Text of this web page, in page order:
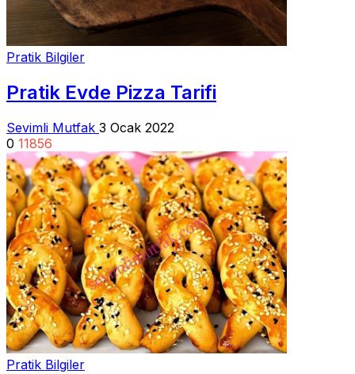
Pratik Bilgiler
Pratik Evde Pizza Tarifi
Sevimli Mutfak 3 Ocak 2022
0 11856
Pratik Bilgiler